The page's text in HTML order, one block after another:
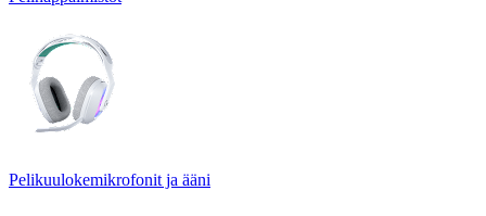
Pelikuulokemikrofonit ja ääni